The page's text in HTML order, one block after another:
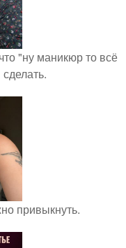
"ну маникюр то всё
привыкнуть.